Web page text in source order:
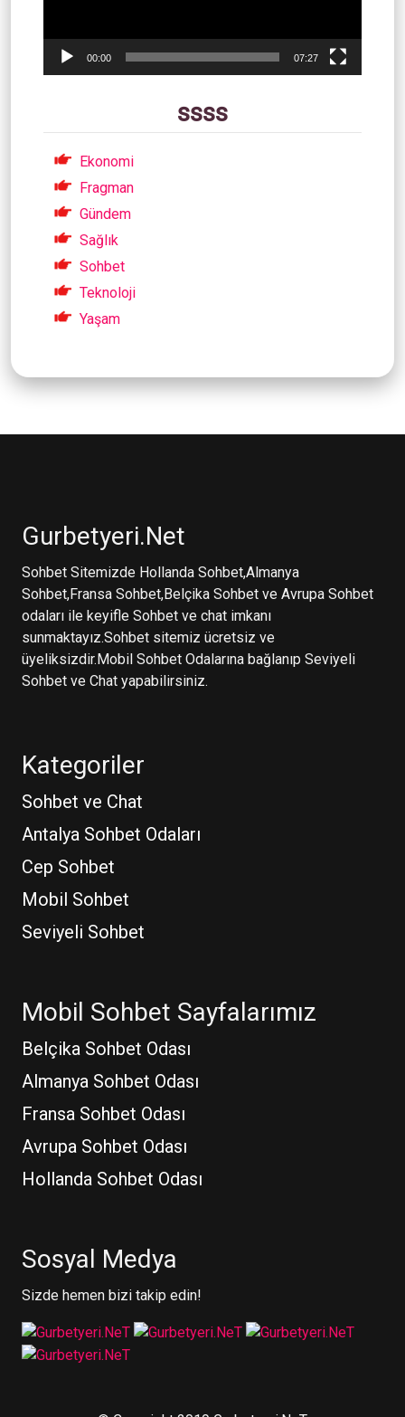
00:00 07:27
ssss
Ekonomi
Fragman
Gündem
Sağlık
Sohbet
Teknoloji
Yaşam
Gurbetyeri.Net
Sohbet Sitemizde Hollanda Sohbet,Almanya
Sohbet,Fransa Sohbet,Belçika Sohbet ve Avrupa Sohbet
odaları ile keyifle Sohbet ve chat imkanı
sunmaktayız.Sohbet sitemiz ücretsiz ve
üyeliksizdir.Mobil Sohbet Odalarına bağlanıp Seviyeli
Sohbet ve Chat yapabilirsiniz.
Kategoriler
Sohbet ve Chat
Antalya Sohbet Odaları
Cep Sohbet
Mobil Sohbet
Seviyeli Sohbet
Mobil Sohbet Sayfalarımız
Belçika Sohbet Odası
Almanya Sohbet Odası
Fransa Sohbet Odası
Avrupa Sohbet Odası
Hollanda Sohbet Odası
Sosyal Medya
Sizde hemen bizi takip edin!